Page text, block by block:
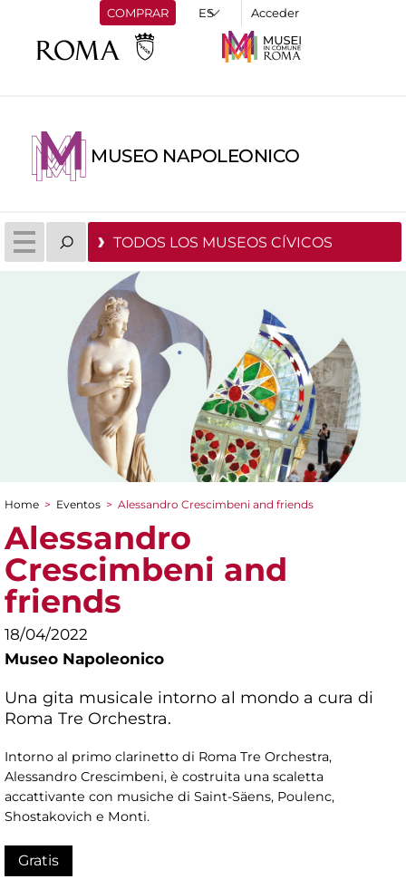
COMPRAR Acceder
MUSEO NAPOLEONICO
TODOS LOS MUSEOS CÍVICOS
You are here
Home > Eventos > Alessandro Crescimbeni and friends
Alessandro
Crescimbeni and
friends
18/04/2022
Museo Napoleonico
Una gita musicale intorno al mondo a cura di
Roma Tre Orchestra.
Intorno al primo clarinetto di Roma Tre Orchestra,
Alessandro Crescimbeni, è costruita una scaletta
accattivante con musiche di Saint-Säens, Poulenc,
Shostakovich e Monti.
Gratis